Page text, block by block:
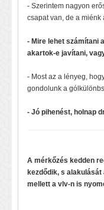
- Szerintem nagyon
csapat van, de a miénk
- Mire lehet számítani
akartok-e javítani,
- Most az a lényeg,
gondolunk a
- Jó pihenést, holnap
A mérkőzés kedden
kezdődik, s alakulását
mellett a vlv-n is